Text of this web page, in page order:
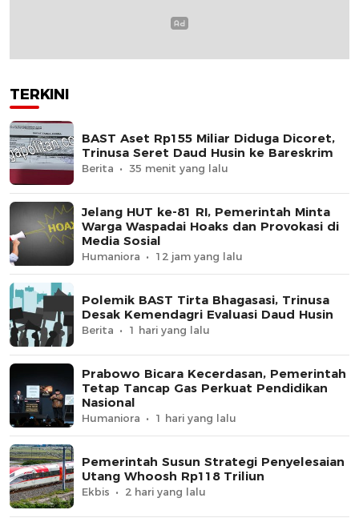
TERKINI
BAST Aset Rp155 Miliar Diduga Dicoret,
Trinusa Seret Daud Husin ke Bareskrim
Berita 35 menit yang lalu
Jelang HUT ke-81 RI, Pemerintah Minta
Warga Waspadai Hoaks dan Provokasi di
Media Sosial
Humaniora 12 jam yang lalu
Polemik BAST Tirta Bhagasasi, Trinusa
Desak Kemendagri Evaluasi Daud Husin
Berita 1 hari yang lalu
Prabowo Bicara Kecerdasan, Pemerintah
Tetap Tancap Gas Perkuat Pendidikan
Nasional
Humaniora 1 hari yang lalu
Pemerintah Susun Strategi Penyelesaian
Utang Whoosh Rp118 Triliun
Ekbis 2 hari yang lalu